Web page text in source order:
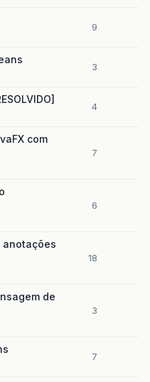
9
3
4
com
7
6
anotações
18
de
3
7